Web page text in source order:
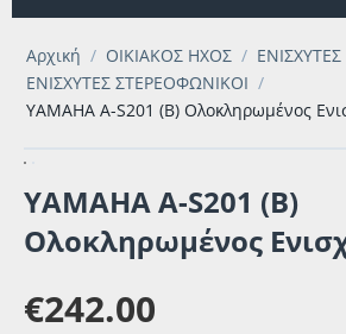
Αρχική / ΟΙΚΙΑΚΟΣ ΗΧΟΣ / ΕΝΙΣΧΥΤΕΣ
ΕΝΙΣΧΥΤΕΣ ΣΤΕΡΕΟΦΩΝΙΚΟΙ /
ΥΑΜΑΗΑ A-S201 (B) Ολοκληρωμένος
ΥΑΜΑΗΑ A-S201 (B)
Ολοκληρωμένος
€242.00